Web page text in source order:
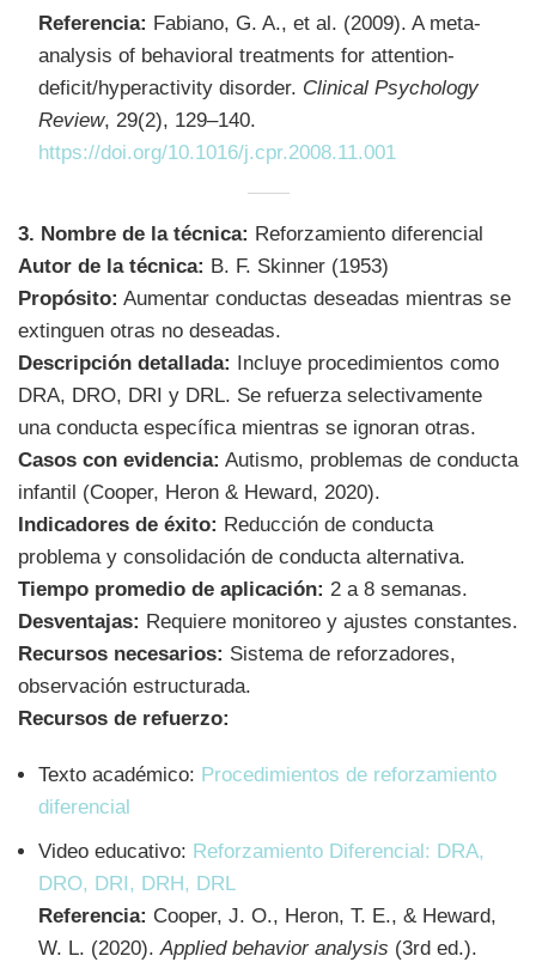
Referencia: Fabiano, G. A., et al. (2009). A meta-
analysis of behavioral treatments for attention-
deficit/hyperactivity disorder. Clinical Psychology
Review, 29(2), 129–140.
https://doi.org/10.1016/j.cpr.2008.11.001
3. Nombre de la técnica: Reforzamiento diferencial
Autor de la técnica: B. F. Skinner (1953)
Propósito: Aumentar conductas deseadas mientras se
extinguen otras no deseadas.
Descripción detallada: Incluye procedimientos como
DRA, DRO, DRI y DRL. Se refuerza selectivamente
una conducta específica mientras se ignoran otras.
Casos con evidencia: Autismo, problemas de conducta
infantil (Cooper, Heron & Heward, 2020).
Indicadores de éxito: Reducción de conducta
problema y consolidación de conducta alternativa.
Tiempo promedio de aplicación: 2 a 8 semanas.
Desventajas: Requiere monitoreo y ajustes constantes.
Recursos necesarios: Sistema de reforzadores,
observación estructurada.
Recursos de refuerzo:
Texto académico: Procedimientos de reforzamiento
diferencial
Video educativo: Reforzamiento Diferencial: DRA,
DRO, DRI, DRH, DRL
Referencia: Cooper, J. O., Heron, T. E., & Heward,
W. L. (2020). Applied behavior analysis (3rd ed.).